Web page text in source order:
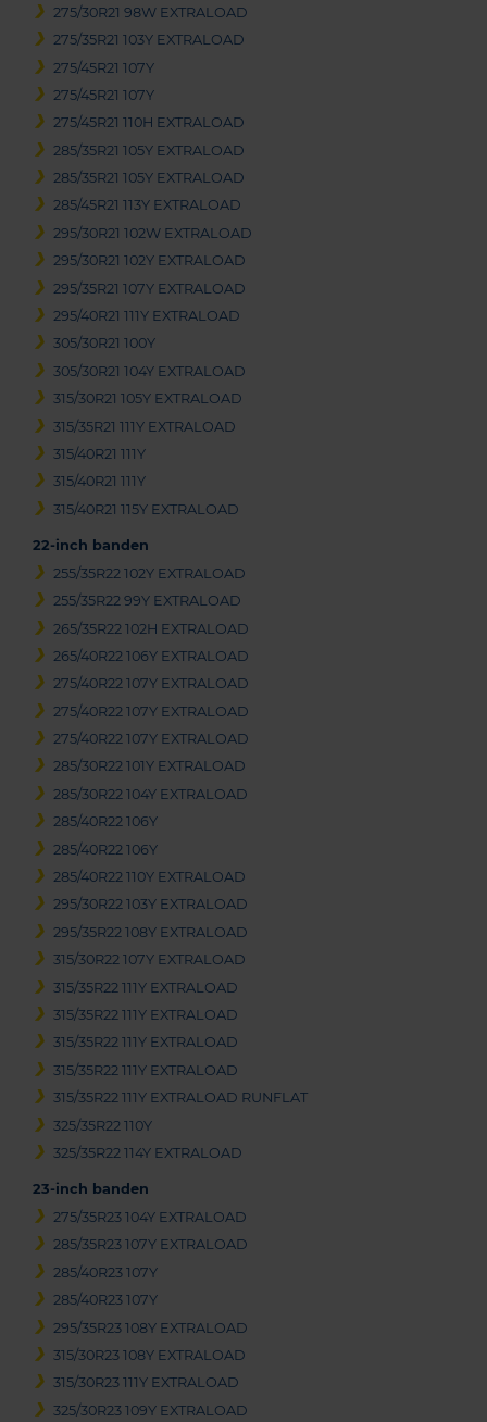
275/30R21 98W EXTRALOAD
275/35R21 103Y EXTRALOAD
275/45R21 107Y
275/45R21 107Y
275/45R21 110H EXTRALOAD
285/35R21 105Y EXTRALOAD
285/35R21 105Y EXTRALOAD
285/45R21 113Y EXTRALOAD
295/30R21 102W EXTRALOAD
295/30R21 102Y EXTRALOAD
295/35R21 107Y EXTRALOAD
295/40R21 111Y EXTRALOAD
305/30R21 100Y
305/30R21 104Y EXTRALOAD
315/30R21 105Y EXTRALOAD
315/35R21 111Y EXTRALOAD
315/40R21 111Y
315/40R21 111Y
315/40R21 115Y EXTRALOAD
22-inch banden
255/35R22 102Y EXTRALOAD
255/35R22 99Y EXTRALOAD
265/35R22 102H EXTRALOAD
265/40R22 106Y EXTRALOAD
275/40R22 107Y EXTRALOAD
275/40R22 107Y EXTRALOAD
275/40R22 107Y EXTRALOAD
285/30R22 101Y EXTRALOAD
285/30R22 104Y EXTRALOAD
285/40R22 106Y
285/40R22 106Y
285/40R22 110Y EXTRALOAD
295/30R22 103Y EXTRALOAD
295/35R22 108Y EXTRALOAD
315/30R22 107Y EXTRALOAD
315/35R22 111Y EXTRALOAD
315/35R22 111Y EXTRALOAD
315/35R22 111Y EXTRALOAD
315/35R22 111Y EXTRALOAD
315/35R22 111Y EXTRALOAD RUNFLAT
325/35R22 110Y
325/35R22 114Y EXTRALOAD
23-inch banden
275/35R23 104Y EXTRALOAD
285/35R23 107Y EXTRALOAD
285/40R23 107Y
285/40R23 107Y
295/35R23 108Y EXTRALOAD
315/30R23 108Y EXTRALOAD
315/30R23 111Y EXTRALOAD
325/30R23 109Y EXTRALOAD